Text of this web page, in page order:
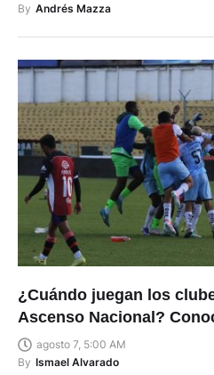
By Andrés Mazza
¿Cuándo juegan los
Ascenso Nacional?
agosto 7, 5:00 AM
By Ismael Alvarado